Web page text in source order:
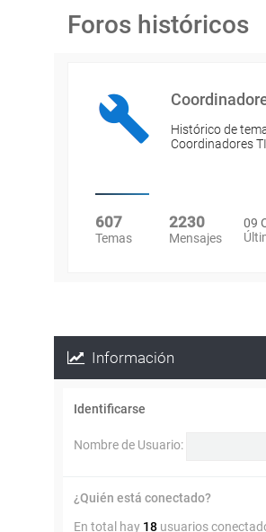
Foros históricos
Histórico de
Coordinadores
607
Temas
2230
Mensajes
09
Información
Identificarse
Nombre de Usuario:
¿Quién está conectado?
En total hay 18 usuarios